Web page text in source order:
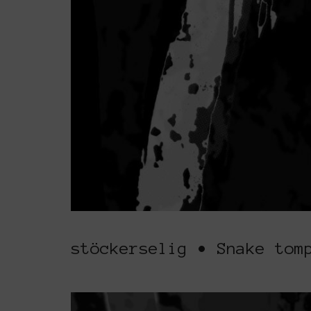
stöckerselig • Snake